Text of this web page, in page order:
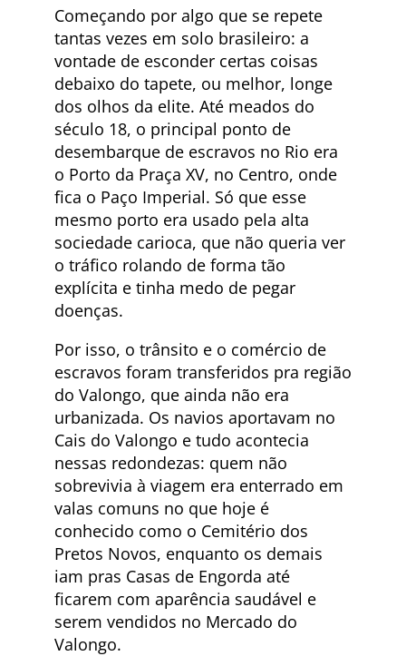
Começando por algo que se repete
tantas vezes em solo brasileiro: a
vontade de esconder certas coisas
debaixo do tapete, ou melhor, longe
dos olhos da elite. Até meados do
século 18, o principal ponto de
desembarque de escravos no Rio era
o Porto da Praça XV, no Centro, onde
fica o Paço Imperial. Só que esse
mesmo porto era usado pela alta
sociedade carioca, que não queria ver
o tráfico rolando de forma tão
explícita e tinha medo de pegar
doenças.
Por isso, o trânsito e o comércio de
escravos foram transferidos pra região
do Valongo, que ainda não era
urbanizada. Os navios aportavam no
Cais do Valongo e tudo acontecia
nessas redondezas: quem não
sobrevivia à viagem era enterrado em
valas comuns no que hoje é
conhecido como o Cemitério dos
Pretos Novos, enquanto os demais
iam pras Casas de Engorda até
ficarem com aparência saudável e
serem vendidos no Mercado do
Valongo.